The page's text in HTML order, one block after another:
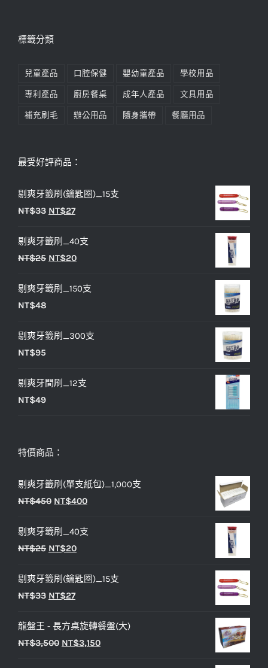
標籤分類
兒童產品 口腔保健 嬰幼童產品 學校用品
專利產品 廚房餐桌 成年人產品 文具用品
補充刷毛 辦公用品 隨身攜帶 餐廳用品
最受好評商品：
剔爽牙籤刷(鑰匙圈)_15支
NT$33 原
價
格：
NT$27目
價
格：
剔爽牙籤刷_40支
NT$25 原
價
NT$20目
價
剔爽牙籤刷_150支
NT$48
剔爽牙籤刷_300支
NT$95
剔爽牙間刷_12支
NT$49
特價商品：
剔爽牙籤刷(單支紙包)_1,000支
NT$450 原
價
格：
NT$400目
價
剔爽牙籤刷_40支
NT$25 原
價
格：
NT$20目
價
剔爽牙籤刷(鑰匙圈)_15支
NT$33 原
價
格：
NT$27目
價
格：
龍盤王 - 長方桌旋轉餐盤(大)
NT$3,500 原
NT$3,150目